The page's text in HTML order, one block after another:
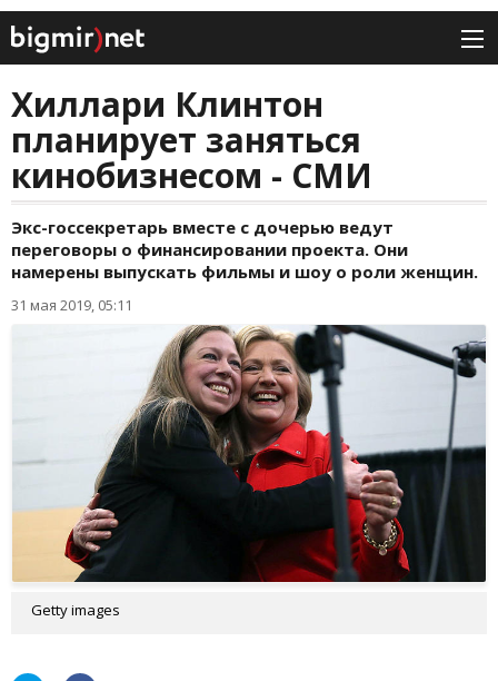
Хиллари Клинтон
планирует заняться
кинобизнесом - СМИ
Экс-госсекретарь вместе с дочерью ведут
переговоры о финансировании проекта. Они
намерены выпускать фильмы и шоу о роли женщин.
31 мая 2019, 05:11
Getty images